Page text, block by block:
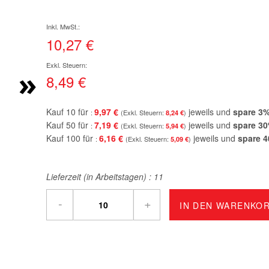
»
10,27 €
8,49 €
Kauf 10 für 9,97 € 8,24 € jeweils und spare 3
Kauf 50 für 7,19 € 5,94 € jeweils und spare 30
Kauf 100 für 6,16 € 5,09 € jeweils und spare
Lieferzeit (in Arbeitstagen) : 11
- + IN DEN